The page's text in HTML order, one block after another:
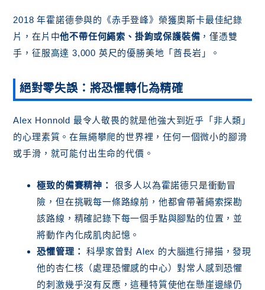
2018 年霍諾德參與的《赤手登峰》榮獲奧斯卡最佳紀錄
片，在片中他不帶任何繩索、掛鉤或保護裝備 ，僅憑雙
手，征服高達 3,000 英尺的優勝美地「酋長岩」。
絕對零失誤：將恐懼轉化為精確
Alex Honnold 最令人敬畏的就是他強大到近乎「非人類」
的心理素質。在無繩攀爬的世界裡，任何一個微小的腳滑
或手滑，就可能付出生命的代價。
極致的備賽精神：
很多人以為霍諾德只是衝動冒
險，但在挑戰每一條路線前，他都會帶著繩索探勘
該路線，精確記錄下每一個手點與腳點的位置，並
將動作內化成肌肉記憶。
恐懼管理： 科學家曾對 Alex 的大腦進行掃描，發現
他的杏仁核（處理恐懼感的中心）對常人感到恐懼
的刺激幾乎沒有反應，這種特質使他在懸崖邊緣仍